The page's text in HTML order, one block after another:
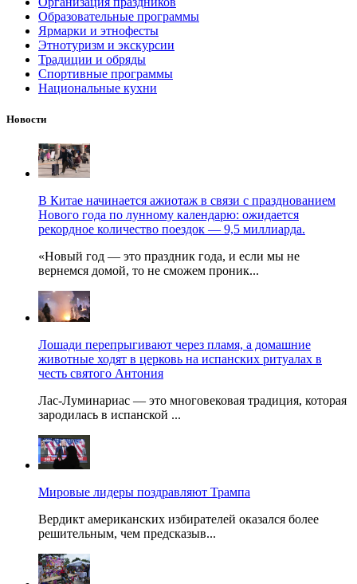
Образовательные программы
Ярмарки и этнофесты
Этнотуризм и экскурсии
Традиции и обряды
Спортивные программы
Национальные кухни
Новости
В Китае начинается ажиотаж в связи с празднованием
Нового года по лунному календарю: ожидается
рекордное количество поездок — 9,5 миллиарда.
«Новый год — это праздник года, и если мы не
вернемся домой, то не сможем проник...
Лошади перепрыгивают через пламя, а домашние
животные ходят в церковь на испанских ритуалах в
честь святого Антония
Лас-Луминариас — это многовековая традиция, которая
зародилась в испанской ...
Мировые лидеры поздравляют Трампа
Вердикт американских избирателей оказался более
решительным, чем предсказыв...